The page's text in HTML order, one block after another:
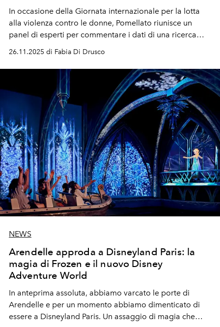
In occasione della Giornata internazionale per la lotta
alla violenza contro le donne, Pomellato riunisce un
panel di esperti per commentare i dati di una ricerca
per contrastarla.
26.11.2025 di Fabia Di Drusco
NEWS
Arendelle approda a Disneyland Paris: la
magia di Frozen e il nuovo Disney
Adventure World
In anteprima assoluta, abbiamo varcato le porte di
Arendelle e per un momento abbiamo dimenticato di
essere a Disneyland Paris. Un assaggio di magia che